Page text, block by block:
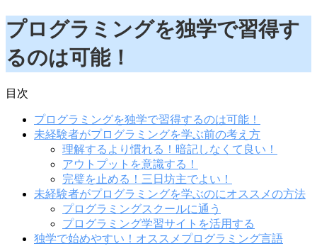
プログラミングを独学で習得す
るのは可能！
目次
プログラミングを独学で習得するのは可能！
未経験者がプログラミングを学ぶ前の考え方
理解するより慣れる！暗記しなくて良い！
アウトプットを意識する！
完璧を止める！三日坊主でよい！
未経験者がプログラミングを学ぶのにオススメの方法
プログラミングスクールに通う
プログラミング学習サイトを活用する
独学で始めやすい！オススメプログラミング言語